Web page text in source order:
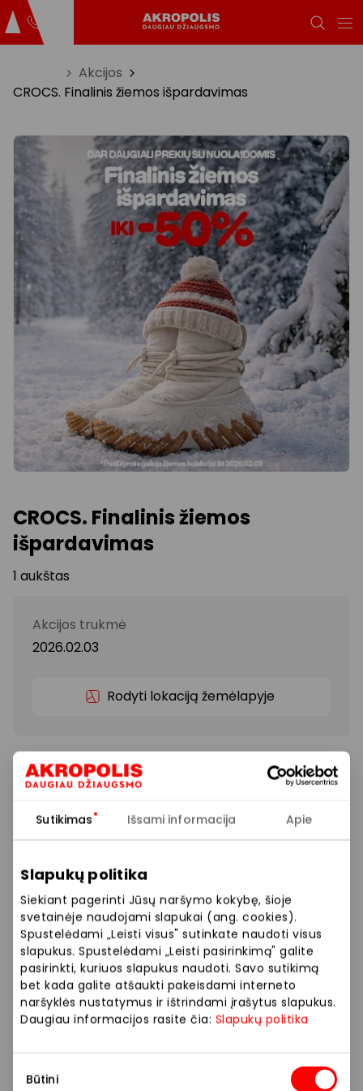
Sutikimas Išsami informacija Apie
Slapukų politika
Siekiant pagerinti Jūsų naršymo kokybę, šioje
svetainėje naudojami slapukai (ang. cookies).
Spustelėdami „Leisti visus" sutinkate naudoti visus
slapukus. Spustelėdami „Leisti pasirinkimą" galite
pasirinkti, kuriuos slapukus naudoti. Savo sutikimą
bet kada galite atšaukti pakeisdami interneto
naršyklės nustatymus ir ištrindami įrašytus slapukus.
Daugiau informacijos rasite čia: Slapukų politika
Būtini
Akcijos
CROCS. Finalinis žiemos išpardavimas
CROCS. Finalinis žiemos
išpardavimas
1 aukštas
Akcijos trukmė
2026.02.03
Rodyti lokaciją žemėlapyje
Dabar iki -50% visiems Crocs modeliams! Pasiūlymas
galioja ribotą laiką.
Prekybos ir pramogų centre „AKROPOLIS“
savarankiškai nustato taikomas nuolaidas, jų
dydžius bei kitas aktualias sąlygas.
Stengiamės kuo tiksliau pateikti aktualią
informaciją, tačiau, jei kyla neatitikimų tarp mūsų
tinklalapyje pateiktos informacijos ir faktinės
informacijos parduotuvėje ar paslaugų teikimo
vietoje, visada vadovaukitės tuo, kas nurodyta
konkrečioje parduotuvėje ar paslaugų teikimo
Visais klausimais, susijusiais su konkrečiomis